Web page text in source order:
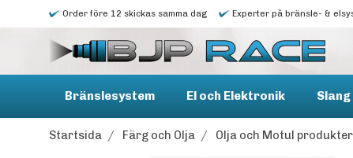
Order före 12 skickas samma dag Experter på bränsle- &
Bränslesystem El och Elektronik
Startsida / Färg och Olja / Olja och Motul produkter